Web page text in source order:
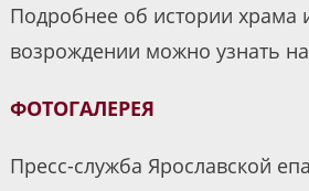
Подробнее об истории храма
возрождении можно узнать на
ФОТОГАЛЕРЕЯ
Пресс-служба Ярославской